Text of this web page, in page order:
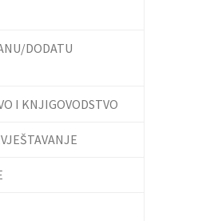
DODATU
I KNJIGOVODSTVO